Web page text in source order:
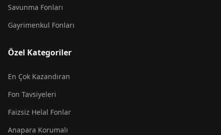
Savunma Fonları
Gayrimenkul Fonları
Özel Kategoriler
En Çok Kazandıran
Fon Tavsiyeleri
Faizsiz Helal Fonlar
Anapara Korumalı